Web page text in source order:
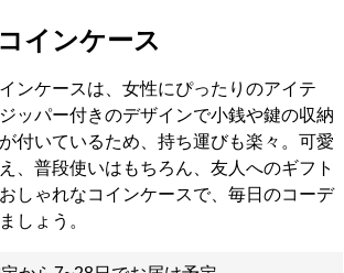
インケース
ンケースは、女性にぴったりのアイテ
ッパー付きのデザインで小銭や鍵の収納
付いているため、持ち運びも楽々。可愛
、普段使いはもちろん、友人へのギフト
しゃれなコインケースで、毎日のコーデ
しょう。